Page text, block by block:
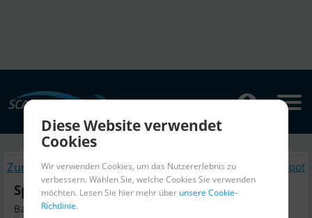
Zurück Ähnliche Segelboot
Spækhugger
Baujahr 1972, Segelboot Verkaufen
Diese Website verwendet
Cookies
Wir verwenden Cookies, um das Nutzererlebnis zu
verbessern. Wählen Sie, welche Cookies Sie verwenden
möchten. Lesen Sie hier mehr über unsere Cookie-
Richtlinie.